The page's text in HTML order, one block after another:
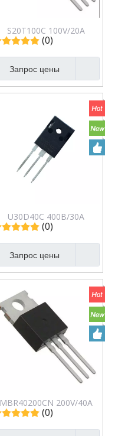
S20T100C 100V/20A
Выпрямители Low VF
Диод Шоттки
(0)
Запрос цены
U30D40C 400В/30А
Сверхбыстрые
выпрямители Диод
Шоттки
(0)
Запрос цены
MBR40200CN 200V/40A
Выпрямители Диод
Шоттки
(0)